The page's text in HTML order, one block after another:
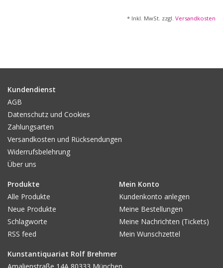
* Inkl. MwSt. zzgl. Versandkosten
Kundendienst
AGB
Datenschutz und Cookies
Zahlungsarten
Versandkosten und Rücksendungen
Widerrufsbelehrung
Über uns
Produkte
Alle Produkte
Neue Produkte
Schlagworte
RSS feed
Mein Konto
Kundenkonto anlegen
Meine Bestellungen
Meine Nachrichten (Tickets)
Mein Wunschzettel
Kunstantiquariat Rolf Brehmer
Amalienstraße 14A 80333 München